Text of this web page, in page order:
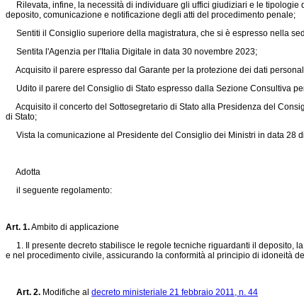
Rilevata, infine, la necessità di individuare gli uffici giudiziari e le tipologie
deposito, comunicazione e notificazione degli atti del procedimento penale;
Sentiti il Consiglio superiore della magistratura, che si è espresso nella
Sentita l'Agenzia per l'Italia Digitale in data 30 novembre 2023;
Acquisito il parere espresso dal Garante per la protezione dei dati
Udito il parere del Consiglio di Stato espresso dalla Sezione Consultiva
Acquisito il concerto del Sottosegretario di Stato alla Presidenza del
di Stato;
Vista la comunicazione al Presidente del Consiglio dei Ministri in data 28
Adotta
il seguente regolamento:
Art. 1.Ambito di applicazione
1. Il presente decreto stabilisce le regole tecniche riguardanti il deposito,
e nel procedimento civile, assicurando la conformità al principio di idoneità
Art. 2. Modifiche al decreto ministeriale 21 febbraio 2011, n. 44